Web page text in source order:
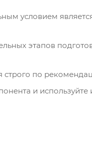
условием
этапов
строго по
и используйте